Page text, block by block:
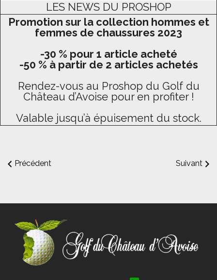
LES NEWS DU PROSHOP
Promotion sur la collection hommes et
femmes de chaussures 2023
-30 % pour 1 article acheté
-50 % à partir de 2 articles achetés
Rendez-vous au Proshop du Golf du
Château d’Avoise pour en profiter !
Valable jusqu’à épuisement du stock.
Précédent Suivant